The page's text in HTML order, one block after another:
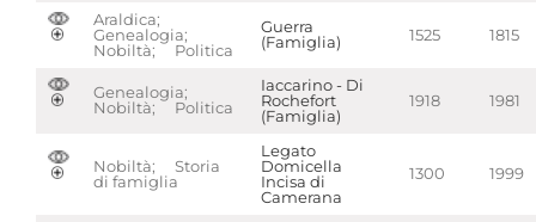
Araldica;
Genealogia;
Nobiltà; Politica
Guerra
(Famiglia)
1525 1815
Genealogia;
Nobiltà; Politica
Iaccarino - Di
Rochefort
(Famiglia)
1918 1981
Nobiltà; Storia
di famiglia
Legato
Domicella
Incisa di
Camerana
1300 1999